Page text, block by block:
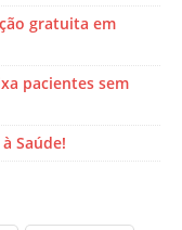
gratuita em
pacientes sem
Saúde!